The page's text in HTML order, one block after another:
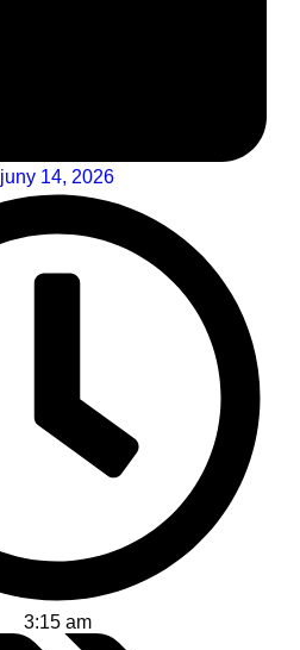
juny 14, 2026
3:15 am